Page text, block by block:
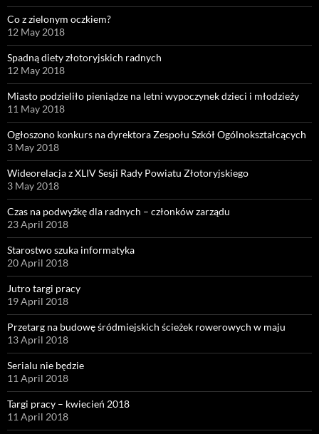
Co z zielonym oczkiem?
12 May 2018
Spadną diety złotoryjskich radnych
12 May 2018
Miasto podzieliło pieniądze na letni wypoczynek dzieci i młodzieży
11 May 2018
Ogłoszono konkurs na dyrektora Zespołu Szkół Ogólnokształcących
3 May 2018
Wideorelacja z XLIV Sesji Rady Powiatu Złotoryjskiego
3 May 2018
Czas na podwyżkę dla radnych – członków zarządu
23 April 2018
Starostwo szuka informatyka
20 April 2018
Jutro targi pracy
19 April 2018
Przetarg na budowę śródmiejskich ścieżek rowerowych w maju
13 April 2018
Serialu nie będzie
11 April 2018
Targi pracy – kwiecień 2018
11 April 2018